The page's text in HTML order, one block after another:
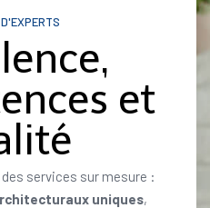
et
services sur mesure :
uniques,